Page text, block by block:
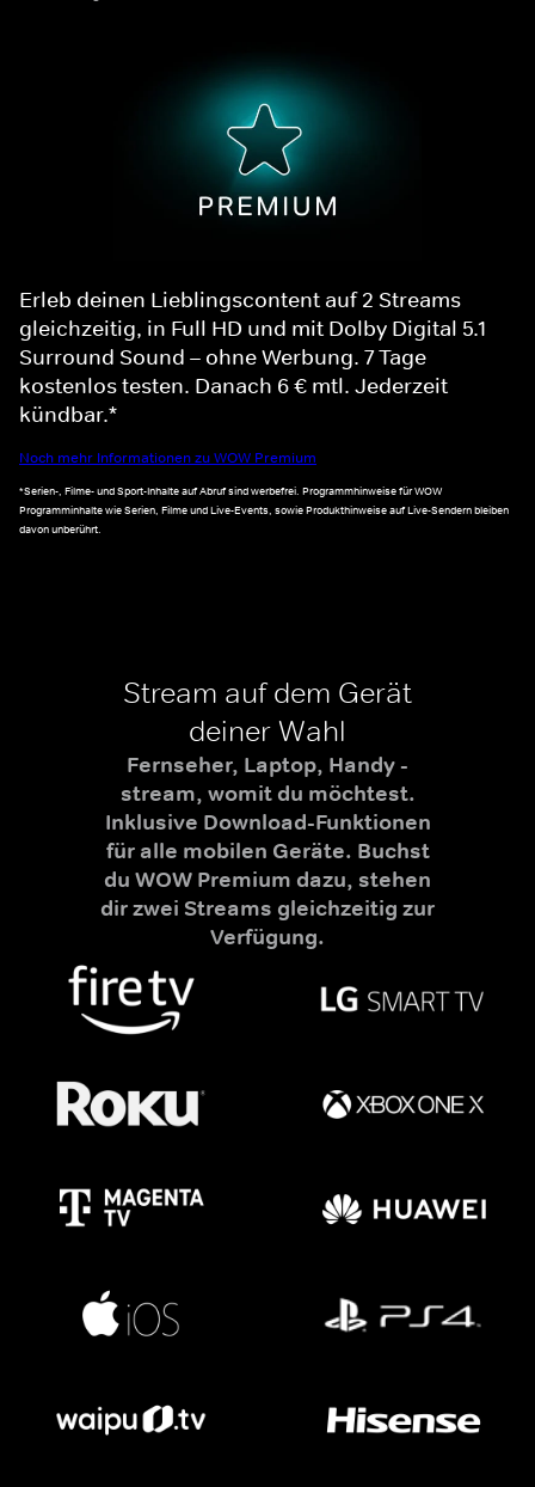
Erleb deinen Lieblingscontent auf 2 Streams
gleichzeitig, in Full HD und mit Dolby Digital 5.1
Surround Sound – ohne Werbung. 7 Tage
kostenlos testen. Danach 6 € mtl. Jederzeit
kündbar.*
Noch mehr Informationen zu WOW Premium
*Serien-, Filme- und Sport-Inhalte auf Abruf sind werbefrei. Programmhinweise für WOW
Programminhalte wie Serien, Filme und Live-Events, sowie Produkthinweise auf Live-Sendern bleiben
davon unberührt.
Stream auf dem Gerät
deiner Wahl
Fernseher, Laptop, Handy -
stream, womit du möchtest.
Inklusive Download-Funktionen
für alle mobilen Geräte. Buchst
du WOW Premium dazu, stehen
dir zwei Streams gleichzeitig zur
Verfügung.